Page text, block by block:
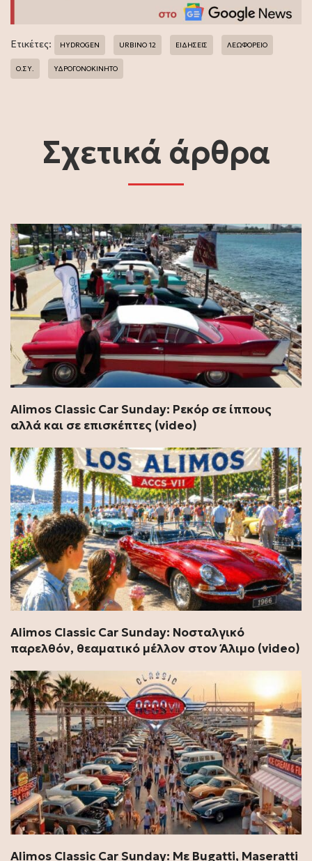
Ετικέτες: HYDROGEN URBINO 12 ΕΙΔΗΣΕΙΣ ΛΕΩΦΟΡΕΙΟ
Ο.ΣΥ. ΥΔΡΟΓΟΝΟΚΙΝΗΤΟ
Σχετικά άρθρα
Alimos Classic Car Sunday: Ρεκόρ σε ίππους
αλλά και σε επισκέπτες (video)
Alimos Classic Car Sunday: Νοσταλγικό
παρελθόν, θεαματικό μέλλον στον Άλιμο (video)
Alimos Classic Car Sunday: Με Bugatti, Maseratti